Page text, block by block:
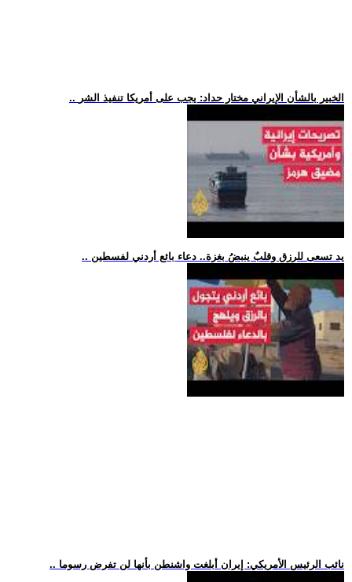
.. الخبير بالشأن الإيراني مختار حداد: يجب على أمريكا تنفيذ الشر
.. يد تسعى للرزق وقلبٌ ينبضُ بغزة.. دعاء بائع أردني لفسطين
.. نائب الرئيس الأمريكي: إيران أبلغت واشنطن بأنها لن تفرض رسوما